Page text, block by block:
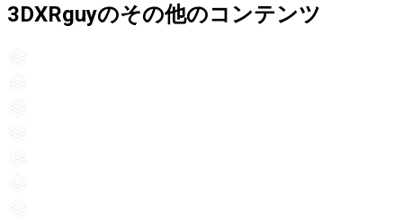
3DXRguyのその他のコンテンツ